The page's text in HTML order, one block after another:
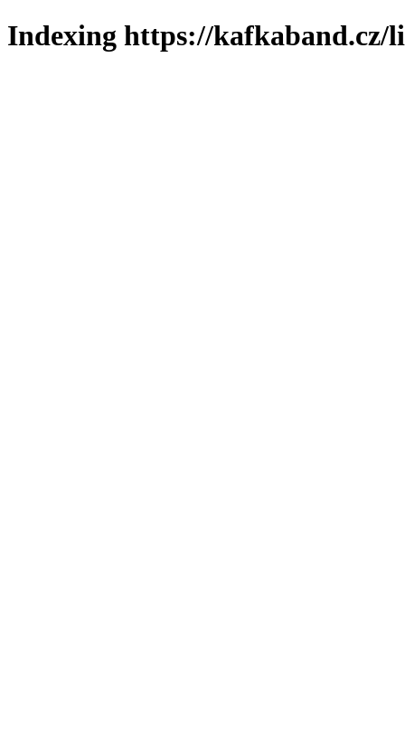
Indexing https://kafkaband.cz/